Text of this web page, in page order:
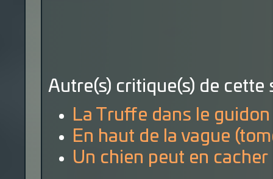
Autre(s) critique(s) de cette
La Truffe dans le
En haut de la vague
Un chien peut en